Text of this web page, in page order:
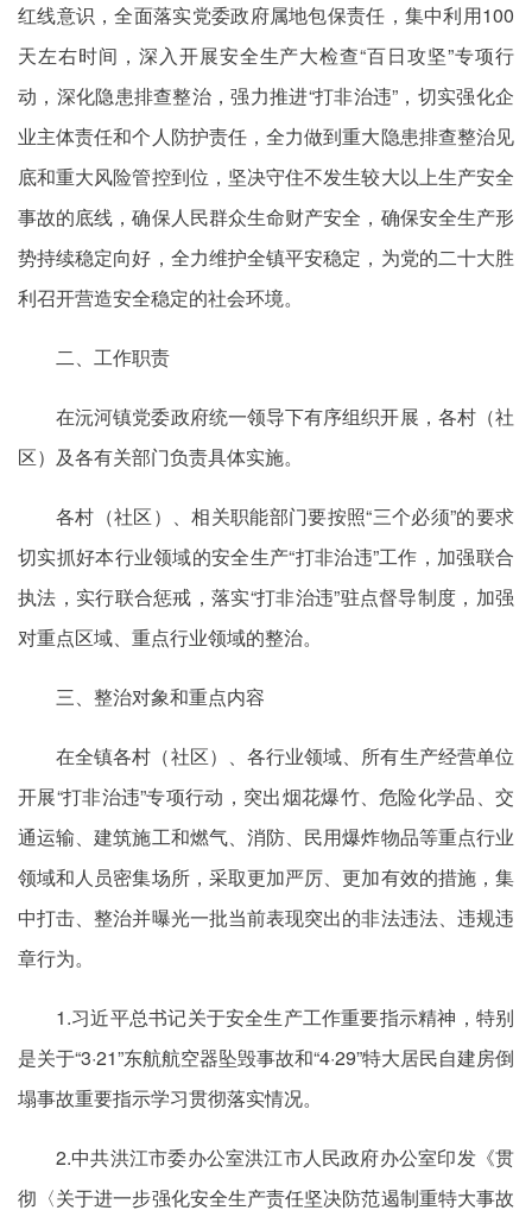
红线意识，全面落实党委政府属地包保责任，集中利用100
天左右时间，深入开展安全生产大检查“百日攻坚”专项行
动，深化隐患排查整治，强力推进“打非治违”，切实强化企
业主体责任和个人防护责任，全力做到重大隐患排查整治见
底和重大风险管控到位，坚决守住不发生较大以上生产安全
事故的底线，确保人民群众生命财产安全，确保安全生产形
势持续稳定向好，全力维护全镇平安稳定，为党的二十大胜
利召开营造安全稳定的社会环境。
二、工作职责
在沅河镇党委政府统一领导下有序组织开展，各村（社
区）及各有关部门负责具体实施。
各村（社区）、相关职能部门要按照“三个必须”的要求
切实抓好本行业领域的安全生产“打非治违”工作，加强联合
执法，实行联合惩戒，落实“打非治违”驻点督导制度，加强
对重点区域、重点行业领域的整治。
三、整治对象和重点内容
在全镇各村（社区）、各行业领域、所有生产经营单位
开展“打非治违”专项行动，突出烟花爆竹、危险化学品、交
通运输、建筑施工和燃气、消防、民用爆炸物品等重点行业
领域和人员密集场所，采取更加严厉、更加有效的措施，集
中打击、整治并曝光一批当前表现突出的非法违法、违规违
章行为。
1.习近平总书记关于安全生产工作重要指示精神，特别
是关于“3·21”东航航空器坠毁事故和“4·29”特大居民自建房倒
塌事故重要指示学习贯彻落实情况。
2.中共洪江市委办公室洪江市人民政府办公室印发《贯
彻〈关于进一步强化安全生产责任坚决防范遏制重特大事故